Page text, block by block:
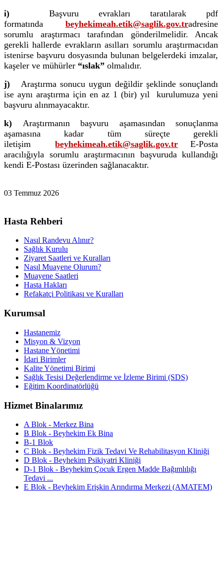
i) Başvuru evrakları taratılarak pdf
formatında beyhekimeah.etik@saglik.gov.tradresine
sorumlu araştırmacı tarafından gönderilmelidir. Ancak
gerekli hallerde evrakların asılları sorumlu araştırmacıdan
istenirse başvuru dosyasında bulunan belgelerdeki imzalar,
kaşeler ve mühürler “ıslak” olmalıdır.
j) Araştırma sonucu uygun değildir şeklinde sonuçlandı
ise aynı araştırma için en az 1 (bir) yıl kurulumuza yeni
başvuru alınmayacaktır.
k) Araştırmanın başvuru aşamasından sonuçlanma
aşamasına kadar tüm süreçte gerekli
iletişimbeyhekimeah.etik@saglik.gov.tr E-Posta
aracılığıyla sorumlu araştırmacının başvuruda kullandığı
kendi E-Postası üzerinden sağlanacaktır.
03 Temmuz 2026
Hasta Rehberi
Nasıl Randevu Alınır?
Sağlık Kurulu
Ziyaret Saatleri ve Kuralları
Nasıl Muayene Olurum?
Muayene Saatleri
Hasta Hakları
Refakatçi Politikası ve Kuralları
Kurumsal
Hastanemiz
Misyon & Vizyon
Hastane Yönetimi
İdari Birimler
Kalite Yönetimi Birimi
Sağlık Tesisi Değerlendirme ve İzleme Birimi (SDS)
Eğitim Koordinatörlüğü
Hizmet Binalarımız
A Blok - Merkez Bina
B Blok - Beyhekim Ek Bina
B-1 Blok
C Blok - Beyhekim Fizik Tedavi Ve Rehabilitasyon Kliniği
D Blok - Beyhekim Psikiyatri Kliniği
D-1 Blok - Beyhekim Çocuk Ergen Madde Bağımlılığı
Tedavi ...
E Blok - Beyhekim Erişkin Arındırma Merkezi (AMATEM)